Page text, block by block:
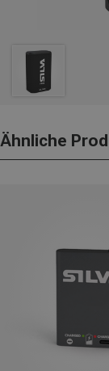
Ähnliche